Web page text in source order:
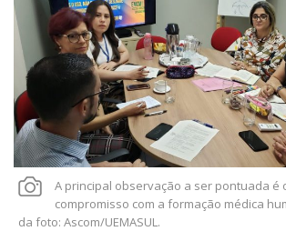
A principal observação a ser pontuada é
compromisso com a formação médica
da foto: Ascom/UEMASUL.